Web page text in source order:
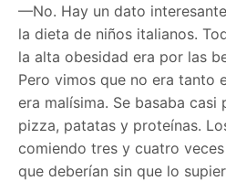
—No. Hay un dato
la dieta de niños italianos.
la alta obesidad era por las
Pero vimos que no era tanto
era malísima. Se basaba
pizza, patatas y proteínas.
comiendo tres y cuatro
que deberían sin que lo